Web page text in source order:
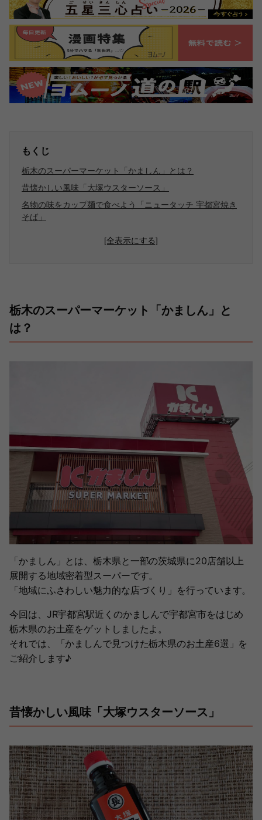
もくじ
栃木のスーパーマーケット「かましん」とは？
昔懐かしい風味「大塚ウスターソース」
名物の味をカップ麺で食べよう「ニュータッチ 宇都宮焼き
そば」
[全表示にする]
栃木のスーパーマーケット「かましん」と
は？
「かましん」とは、栃木県と一部の茨城県に20店舗以上
展開する地域密着型スーパーです。
「地域にふさわしい魅力的な店づくり」を行っています。
今回は、JR宇都宮駅近くのかましんで宇都宮市をはじめ
栃木県のお土産をゲットしましたよ。
それでは、「かましんで見つけた栃木県のお土産6選」を
ご紹介します♪
昔懐かしい風味「大塚ウスターソース」